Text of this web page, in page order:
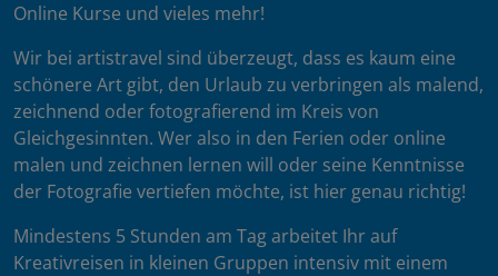
Online Kurse und vieles mehr!
Wir bei artistravel sind überzeugt, dass es kaum eine
schönere Art gibt, den Urlaub zu verbringen als malend,
zeichnend oder fotografierend im Kreis von
Gleichgesinnten. Wer also in den Ferien oder online
malen und zeichnen lernen will oder seine Kenntnisse
der Fotografie vertiefen möchte, ist hier genau richtig!
Mindestens 5 Stunden am Tag arbeitet Ihr auf
Kreativreisen in kleinen Gruppen intensiv mit einem